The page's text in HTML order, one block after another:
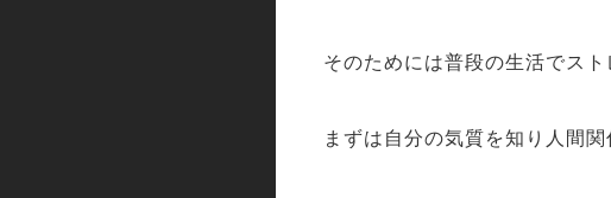
そのためには普段の生活でス
まずは自分の気質を知り人間